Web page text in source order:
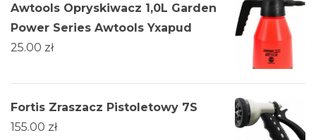
Awtools Opryskiwacz 1,0L Garden
Power Series Awtools Yxapud
25.00 zł
Fortis Zraszacz Pistoletowy 7S
155.00 zł